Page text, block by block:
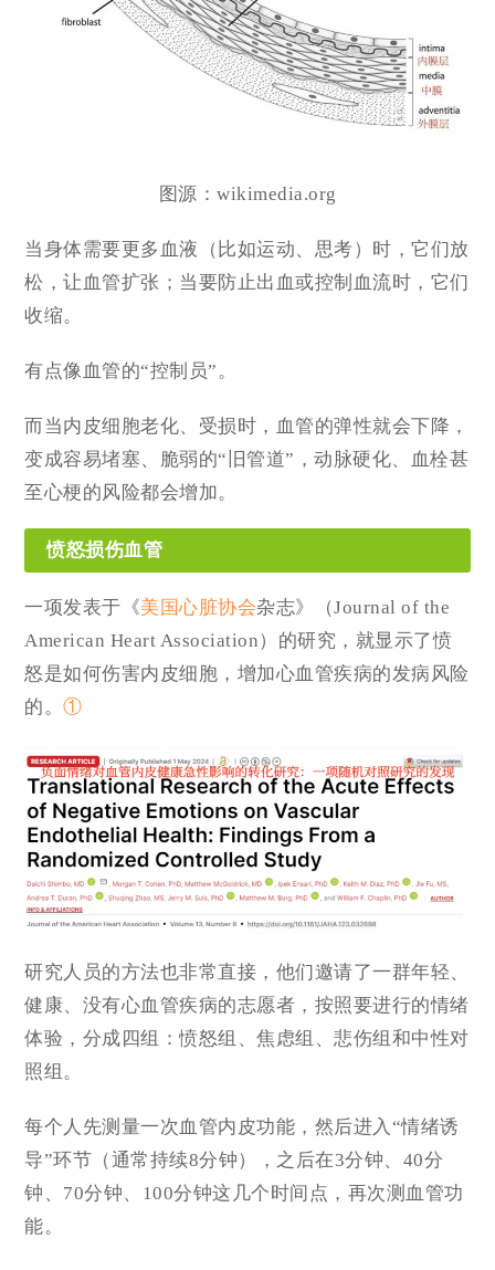
图源： wikimedia.org
当身体需要更多血液（比如运动、思考）时，它们放
松，让血管扩张；当要防止出血或控制血流时，它们
收缩。
有点像血管的“控制员”。
而当内皮细胞老化、受损时，血管的弹性就会下降，
变成容易堵塞、脆弱的“旧管道”，动脉硬化、血栓甚
至心梗的风险都会增加。
愤怒损伤血管
一项发表于《美国心脏协会杂志》（Journal of the
American Heart Association）的研究，就显示了愤
怒是如何伤害内皮细胞，增加心血管疾病的发病风险
的。①
研究人员的方法也非常直接，他们邀请了一群年轻、
健康、没有心血管疾病的志愿者，按照要进行的情绪
体验，分成四组：愤怒组、焦虑组、悲伤组和中性对
照组。
每个人先测量一次血管内皮功能，然后进入“情绪诱
导”环节（通常持续8分钟），之后在3分钟、40分
钟、70分钟、100分钟这几个时间点，再次测血管功
能。